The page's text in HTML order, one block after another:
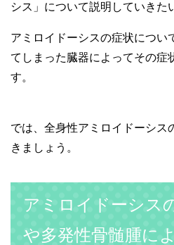
シス」について説明していきた
アミロイドーシスの症状につい
てしまった臓器によってその症
す。
では、全身性アミロイドーシス
きましょう。
アミロイドーシス
や多発性骨髄腫に